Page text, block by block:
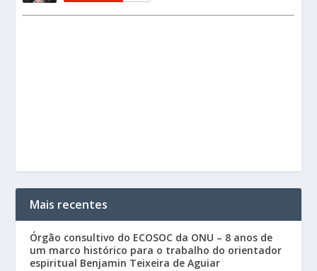
Mais recentes
Órgão consultivo do ECOSOC da ONU – 8 anos de
um marco histórico para o trabalho do orientador
espiritual Benjamin Teixeira de Aguiar